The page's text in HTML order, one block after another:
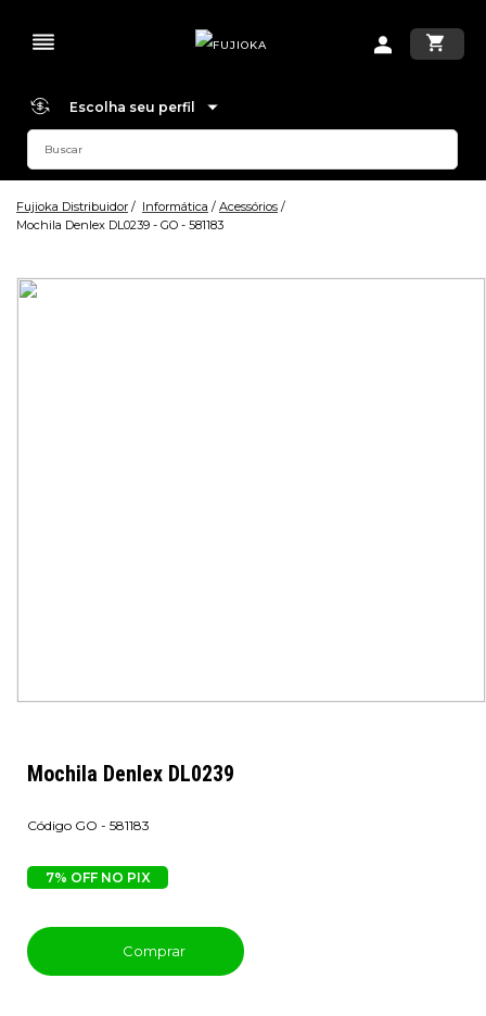
Escolha seu perfil
Fujioka Distribuidor Informática
Acessórios
Mochila Denlex DL0239 - GO - 581183
Mochila Denlex DL0239
GO - 581183
7% OFF NO PIX
Comprar